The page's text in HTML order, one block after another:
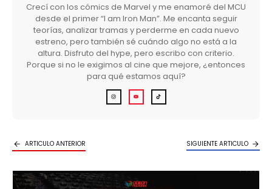
Crecí con los cómics de Marvel y me enamoré del MCU
desde el primer “I am Iron Man”. Me encanta seguir
teorías, analizar tramas y perderme en cada nuevo
estreno, pero también sé cuándo algo no está a la
altura. Disfruto del hype, pero escribo con criterio.
Porque si no le exigimos al cine que mejore, ¿entonces
para qué estamos aquí?
ARTICULO ANTERIOR SIGUIENTE ARTICULO